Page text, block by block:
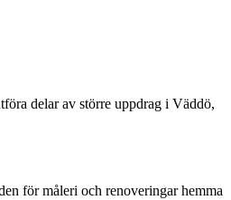
delar av större uppdrag i Väddö,
för måleri och renoveringar hemma